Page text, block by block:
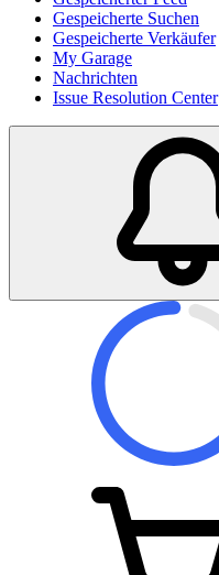
Gespeicherte Suchen
Gespeicherte Verkäufer
My Garage
Nachrichten
Issue Resolution Center